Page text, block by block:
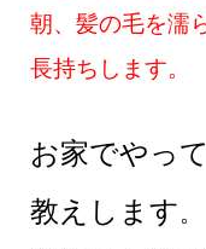
朝、髪の毛を濡
長持ちします。
お家でやっ
教えします。